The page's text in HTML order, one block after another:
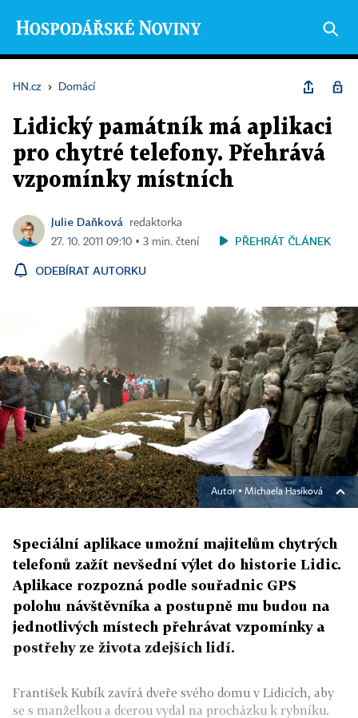
HN.cz › Domácí
Lidický památník má aplikaci
pro chytré telefony. Přehrává
vzpomínky místních
Julie Daňková
redaktorka
27. 10. 2011 09:10 ▪ 3 min. čtení
PŘEHRÁT ČLÁNEK
ODEBÍRAT AUTORKU
Autor ▪ Michaela Hasíková
Speciální aplikace umožní majitelům chytrých
telefonů zažít nevšední výlet do historie Lidic.
Aplikace rozpozná podle souřadnic GPS
polohu návštěvníka a postupně mu budou na
jednotlivých místech přehrávat vzpomínky a
postřehy ze života zdejších lidí.
František Kubík zavírá dveře svého domu v Lidicích, aby
se s manželkou a dcerou vydal na procházku k rybníku.